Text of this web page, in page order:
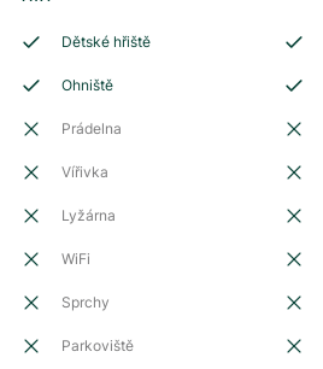
Dětské hřiště
Ohniště
Prádelna
Vířivka
Lyžárna
WiFi
Sprchy
Parkoviště